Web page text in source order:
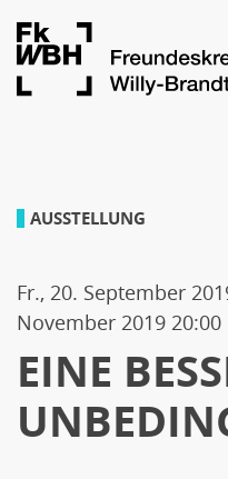
Direkt
zum
Inhalt
EINE
BESSERE
WELT
–
AUSSTELLUNG
Fr., 20. September
November 2019 20:00
EINE